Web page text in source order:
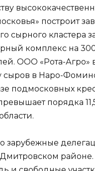
построит
сырного кластера
комплекс на
ООО «Рота-Агро»
сыров в Наро-
подмосковных
порядка
зарубежные
районе.